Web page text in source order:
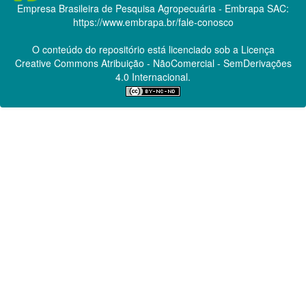
Empresa Brasileira de Pesquisa Agropecuária - Embrapa SAC:
https://www.embrapa.br/fale-conosco
O conteúdo do repositório está licenciado sob a Licença
Creative CommonsAtribuição - NãoComercial - SemDerivações
4.0 Internacional.